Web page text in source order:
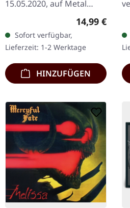
15.05.2020, auf Metal
Blade Records. Hardcover
DigiPak mit CD im Vinyl-
Look. "The Eye" steht als
ein unheimliches…
Regulärer
14,99 €
Sofort verfügbar,
Lieferzeit: 1-2 Werktage
HINZUFÜGEN